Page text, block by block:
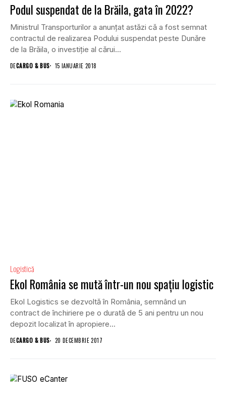
Podul suspendat de la Brăila, gata în 2022?
Ministrul Transporturilor a anunţat astăzi că a fost semnat
contractul de realizarea Podului suspendat peste Dunăre
de la Brăila, o investiţie al cărui...
DECARGO & BUS 15 IANUARIE 2018
Logistică
Ekol România se mută într-un nou spațiu logistic
Ekol Logistics se dezvoltă în România, semnând un
contract de închiriere pe o durată de 5 ani pentru un nou
depozit localizat în apropiere...
DECARGO & BUS 20 DECEMBRIE 2017